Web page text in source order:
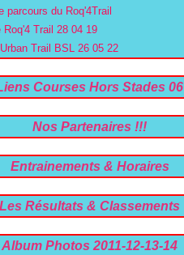
parcours du Roq'4Trail
Roq'4 Trail 28 04 19
Trail BSL 26 05 22
Courses Hors Stades 06
Nos Partenaires !!!
Entrainements & Horaires
Les Résultats & Classements
Album Photos 2011-12-13-14